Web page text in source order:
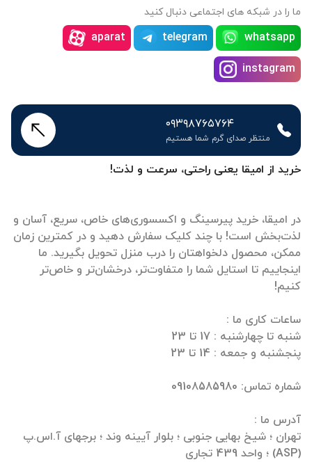
خرید از امیقا یعنی راحتی، سرعت و لذت!
در امیقا، خرید پیرسینگ و اکسسوری‌های خاص، سریع، آسان و
لذت‌بخش است! با چند کلیک سفارش دهید و در کمترین زمان
ممکن، محصول دلخواهتان را درب منزل تحویل بگیرید. ما
اینجاییم تا استایل شما را متفاوت‌تر، درخشان‌تر و خاص‌تر
تهران ؛ شیخ بهایی جنوبی ؛ بلوار آیینه وند ؛ برجهای آ.اس.پ
(ASP) ؛ واحد 439 تجاری
ما را در شبکه های اجتماعی دنبال کنید
whatsapp
telegram
aparat
instagram
۰۹۳۹۸۷۶۵۷۶۴
منتظر صدای گرم شما هستیم